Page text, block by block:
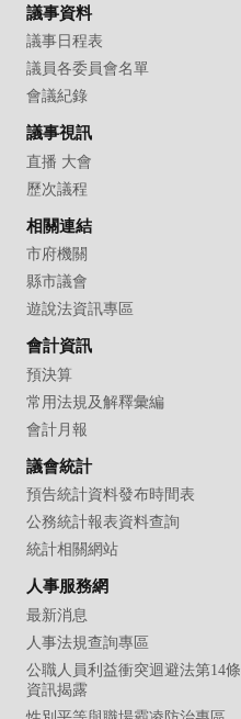
議事資料
議事日程表
議員各委員會名單
會議紀錄
議事視訊
直播 大會
歷次議程
相關連結
市府機關
縣市議會
遊說法資訊專區
會計資訊
預決算
常用法規及解釋彙編
會計月報
議會統計
預告統計資料發布時間表
公務統計報表資料查詢
統計相關網站
人事服務網
最新消息
人事法規查詢專區
公職人員利益衝突迴避法第14條
資訊揭露